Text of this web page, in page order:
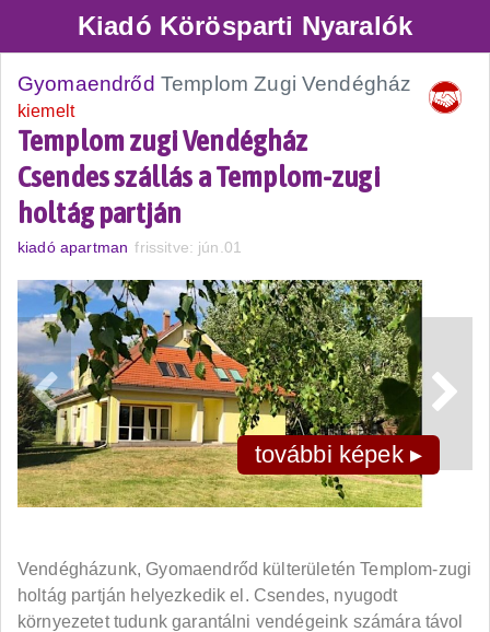
Kiadó Körösparti Nyaralók
Gyomaendrőd Templom Zugi Vendégház
kiemelt
Templom zugi Vendégház
Csendes szállás a Templom-zugi
holtág partján
kiadó apartman frissitve: jún.01
további képek ▸
Vendégházunk, Gyomaendrőd külterületén Templom-zugi
holtág partján helyezkedik el. Csendes, nyugodt
környezetet tudunk garantálni vendégeink számára távol